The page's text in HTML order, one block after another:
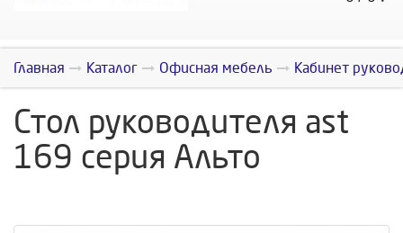
Главная Каталог Офисная мебель Кабинет
Стол руководителя ast
169 серия Альто